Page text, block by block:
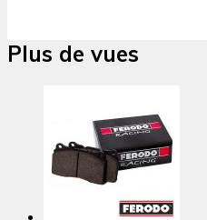
Plus de vues